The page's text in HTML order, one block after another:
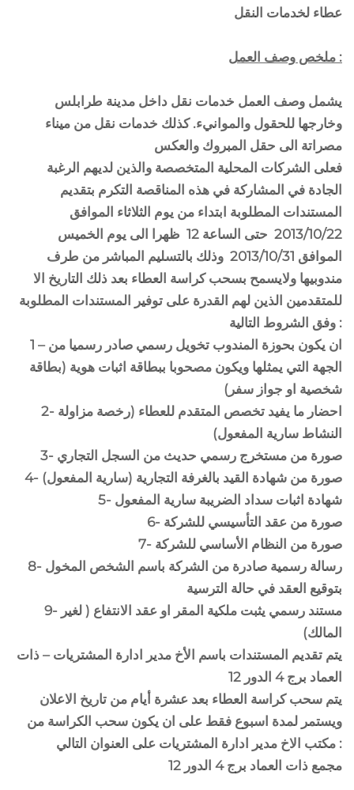
عطاء لخدمات النقل
ملخص وصف العمل :
يشمل وصف العمل خدمات نقل داخل مدينة طرابلس
وخارجها للحقول والموانيء. كذلك خدمات نقل من ميناء
مصراتة الى حقل المبروك والعكس
فعلى الشركات المحلية المتخصصة والذين لديهم الرغبة
الجادة في المشاركة في هذه المناقصة التكرم بتقديم
المستندات المطلوبة ابتداء من يوم الثلاثاء الموافق
2013/10/22 حتى الساعة 12 ظهرا الى يوم الخميس
الموافق 2013/10/31 وذلك بالتسليم المباشر من طرف
مندوبيها ولايسمح بسحب كراسة العطاء بعد ذلك التاريخ الا
للمتقدمين الذين لهم القدرة على توفير المستندات المطلوبة
وفق الشروط التالية :
1 – ان يكون بحوزة المندوب تخويل رسمي صادر رسميا من
الجهة التي يمثلها ويكون مصحوبا ببطاقة اثبات هوية (بطاقة
شخصية او جواز سفر)
2- احضار ما يفيد تخصص المتقدم للعطاء (رخصة مزاولة
النشاط سارية المفعول)
3- صورة من مستخرج رسمي حديث من السجل التجاري
4- صورة من شهادة القيد بالغرفة التجارية (سارية المفعول)
5- شهادة اثبات سداد الضريبة سارية المفعول
6- صورة من عقد التأسيسي للشركة
7- صورة من النظام الأساسي للشركة
8- رسالة رسمية صادرة من الشركة باسم الشخص المخول
بتوقيع العقد في حالة الترسية
9- مستند رسمي يثبت ملكية المقر او عقد الانتفاع ( لغير
المالك)
العماد برج 4 الدور 12
يتم سحب كراسة العطاء بعد عشرة أيام من تاريخ الاعلان
ويستمر لمدة اسبوع فقط على ان يكون سحب الكراسة من
مكتب الاخ مدير ادارة المشتريات على العنوان التالي :
مجمع ذات العماد برج 4 الدور 12